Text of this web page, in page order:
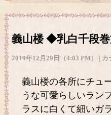
義山楼 ◆乳白千段
2019年12月29日（4:03 PM） | カ
義山楼の各所にチュ
うな可愛らしいラン
ラスに白くて細いガ